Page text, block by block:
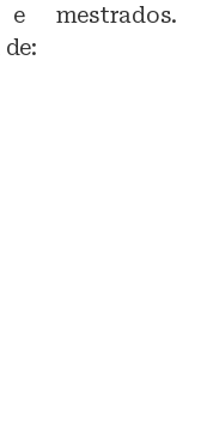
e mestrados.